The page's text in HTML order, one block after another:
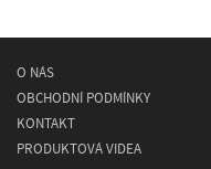
O NÁS
OBCHODNÍ PODMÍNKY
KONTAKT
PRODUKTOVÁ VIDEA